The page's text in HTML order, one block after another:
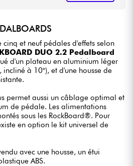
et neuf pédales d'effets selon
DUO 2.2 Pedalboard
d'un plateau en aluminium léger
à 10°), et d'une housse de
permet aussi un câblage optimal et
de pédale. Les alimentations
sous les RockBoard®. Pour
en option le kit universel de
avec une housse, un étui
ABS.